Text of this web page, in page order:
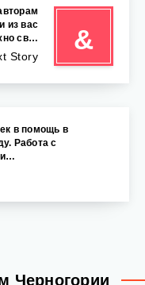
&
из вас
св…
Story
в помощь в
Работа с
Черногории